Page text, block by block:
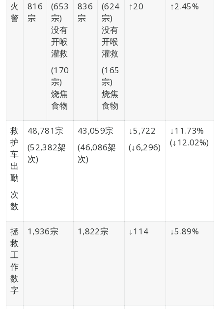
火
警
816
宗
(653
宗)
没有
开喉
灌救
(170
宗)
烧焦
食物
836
宗
(624
宗)
没有
开喉
灌救
(165
宗)
烧焦
食物
↑20 ↑2.45%
救
护
车
出
勤
次
数
48,781宗
(52,382架
次)
43,059宗
(46,086架
次)
↓5,722
(↓6,296)
↓11.73%
(↓12.02%)
拯
救
工
作
数
字
1,936宗 1,822宗 ↓114 ↓5.89%